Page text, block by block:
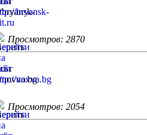
Просмотров: 2870
Просмотров: 2054